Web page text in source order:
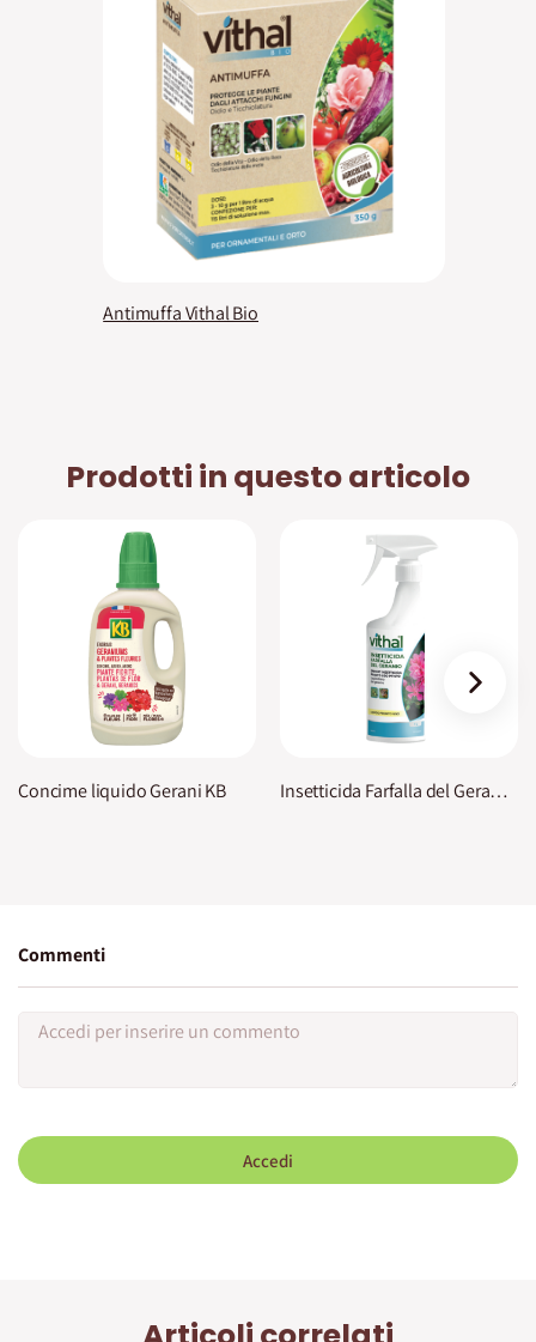
Antimuffa Vithal Bio
Prodotti in questo articolo
Concime liquido Gerani KB Insetticida Farfalla del Geranio Vithal
›
Commenti
Accedi